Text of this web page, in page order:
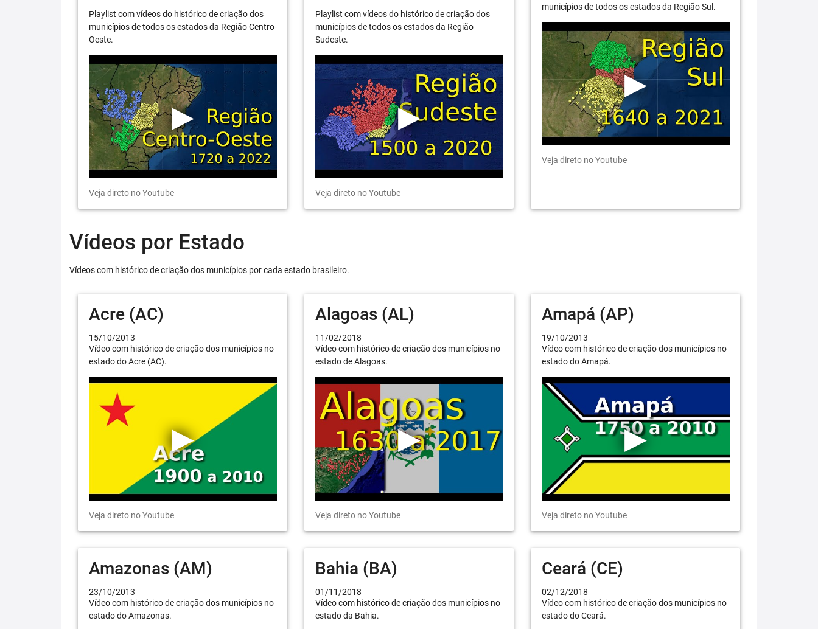
Playlist com vídeos do histórico de criação dos
municípios de todos os estados da Região Centro-
Oeste.
Veja direto no Youtube
Playlist com vídeos do histórico de criação dos
municípios de todos os estados da Região
Sudeste.
Veja direto no Youtube
municípios de todos os estados da Região Sul.
Veja direto no Youtube
Vídeos por Estado
Vídeos com histórico de criação dos municípios por cada estado brasileiro.
Acre (AC)
15/10/2013
Vídeo com histórico de criação dos municípios no
estado do Acre (AC).
Veja direto no Youtube
Alagoas (AL)
11/02/2018
Vídeo com histórico de criação dos municípios no
estado de Alagoas.
Veja direto no Youtube
Amapá (AP)
19/10/2013
Vídeo com histórico de criação dos municípios no
estado do Amapá.
Veja direto no Youtube
Amazonas (AM)
23/10/2013
Vídeo com histórico de criação dos municípios no
estado do Amazonas.
Bahia (BA)
01/11/2018
Vídeo com histórico de criação dos municípios no
estado da Bahia.
Ceará (CE)
02/12/2018
Vídeo com histórico de criação dos municípios no
estado do Ceará.